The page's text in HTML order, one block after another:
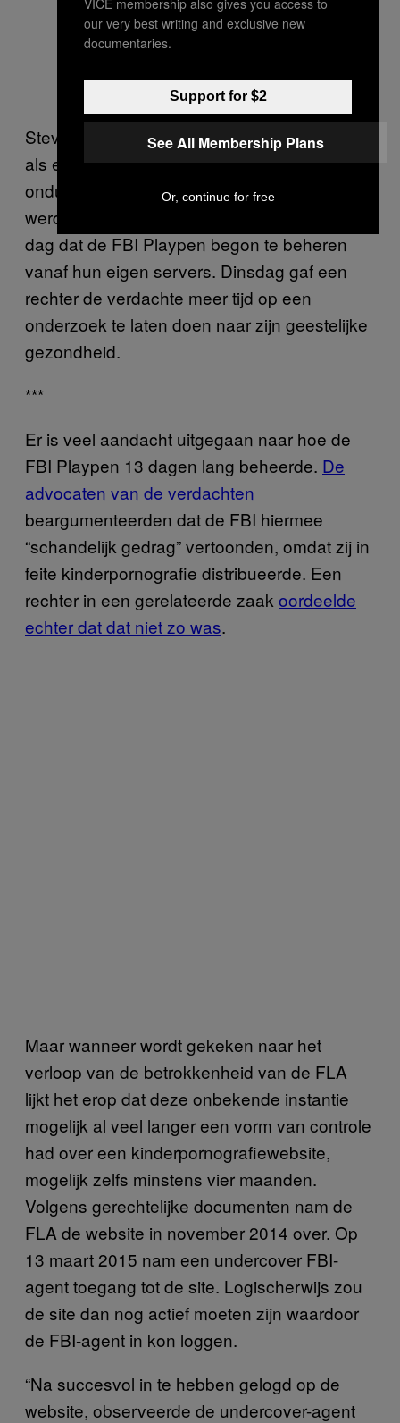
Steven Chase is ook aangeklaagd voor zij rol
als en administrator op Playpen. Het is
onduidelijk hoe hij is geïdentificeerd, maar hij
werd gearresteerd op 20 februari 2015, de
dag dat de FBI Playpen begon te beheren
vanaf hun eigen servers. Dinsdag gaf een
rechter de verdachte meer tijd op een
onderzoek te laten doen naar zijn geestelijke
gezondheid.
***
Er is veel aandacht uitgegaan naar hoe de
FBI Playpen 13 dagen lang beheerde. De
advocaten van de verdachten
beargumenteerden dat de FBI hiermee
“schandelijk gedrag” vertoonden, omdat zij in
feite kinderpornografie distribueerde. Een
rechter in een gerelateerde zaak oordeelde
echter dat dat niet zo was.
Maar wanneer wordt gekeken naar het
verloop van de betrokkenheid van de FLA
lijkt het erop dat deze onbekende instantie
mogelijk al veel langer een vorm van controle
had over een kinderpornografiewebsite,
mogelijk zelfs minstens vier maanden.
Volgens gerechtelijke documenten nam de
FLA de website in november 2014 over. Op
13 maart 2015 nam een undercover FBI-
agent toegang tot de site. Logischerwijs zou
de site dan nog actief moeten zijn waardoor
de FBI-agent in kon loggen.
“Na succesvol in te hebben gelogd op de
website, observeerde de undercover-agent
our very best writing and exclusive new
documentaries.
Support for $2
See All Membership Plans
Or, continue for free